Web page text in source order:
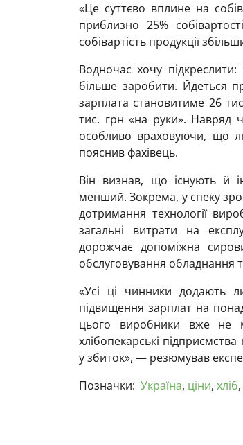
«Це суттєво вплине на
приблизно 25%
собівартість продукції
Водночас хочу
більше заробити. Йдеться
зарплата становитиме 26
тис. грн «на руки». Навряд
особливо враховуючи, що
пояснив фахівець.
Він визнав, що існують й
менший. Зокрема, у спеку
дотримання технології
загальні витрати на
дорожчає допоміжна
обслуговування обладнання
«Усі ці чинники додають
підвищення зарплат на
цього виробники вже не
хлібопекарські
у збиток», — резюмував
Позначки: Україна, ціни, хліб,